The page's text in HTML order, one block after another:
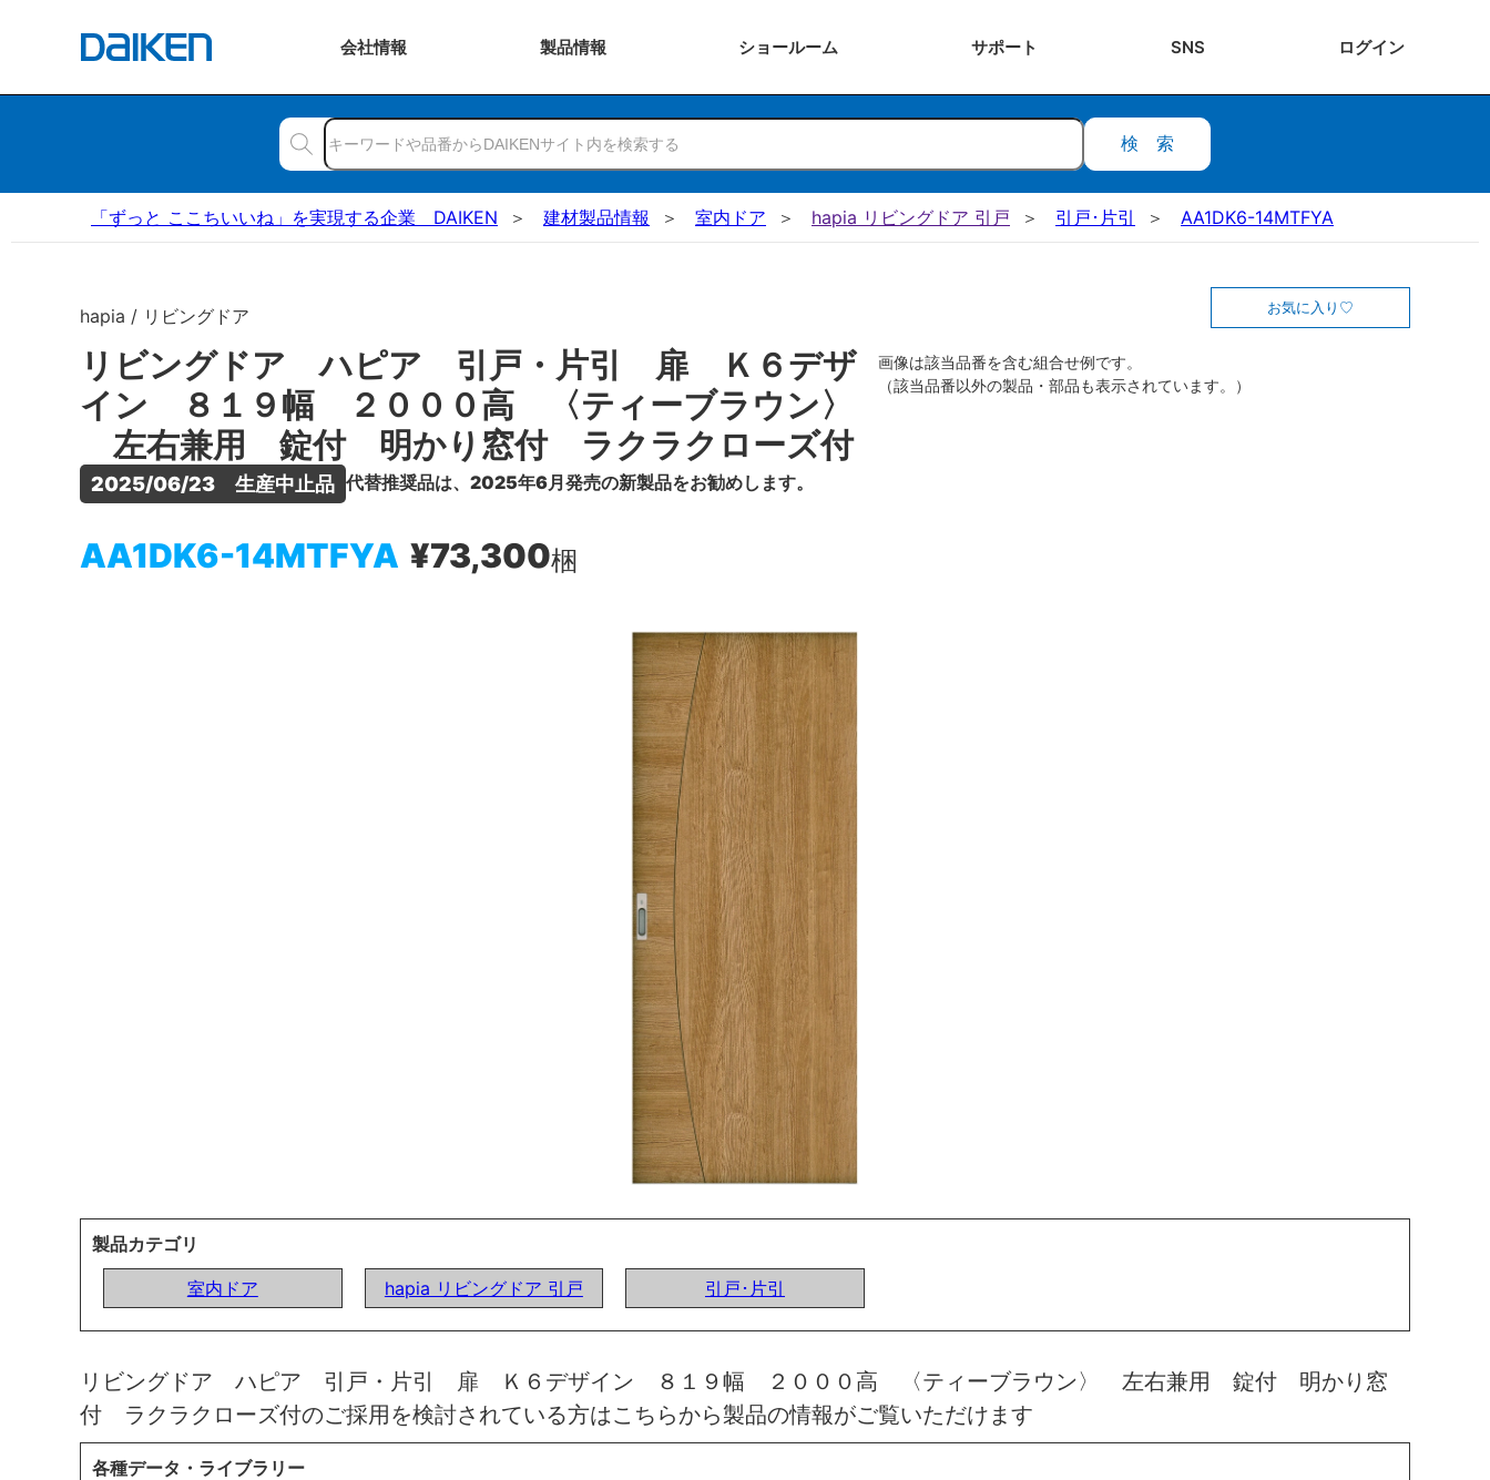
会社情報 製品情報 ショールーム サポート SNS ログイン
検索
「ずっと ここちいいね」を実現する企業 DAIKEN 建材製品情報 室内ドア hapia リビングドア 引戸 引戸･片引 AA1DK6-14MTFYA
hapia / リビングドア
リビングドア ハピア 引戸・片引 扉 Ｋ６デザ
イン ８１９幅 ２０００高 〈ティーブラウン〉
左右兼用 錠付 明かり窓付 ラクラクローズ付
2025/06/23　生産中止品 代替推奨品は、2025年6月発売の新製品をお勧めします。
AA1DK6-14MTFYA ¥73,300梱
お気に入り
画像は該当品番を含む組合せ例です。
（該当品番以外の製品・部品も表示されています。）
製品カテゴリ
室内ドア
hapia リビングドア 引戸 引戸･片引
リビングドア ハピア 引戸・片引 扉 Ｋ６デザイン ８１９幅 ２０００高 〈ティーブラウン〉 左右兼用 錠付 明かり窓
付 ラクラクローズ付のご採用を検討されている方はこちらから製品の情報がご覧いただけます
各種データ・ライブラリー